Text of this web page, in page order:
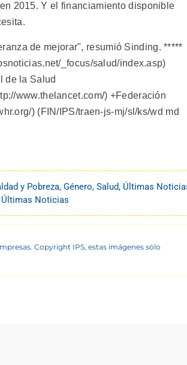
2015. Y el financiamiento disponible
de mejorar", resumió Sinding. *****
_focus/salud/index.asp)
de la Salud
www.thelancet.com/) +Federación
) (FIN/IPS/traen-js-mj/sl/ks/wd md
y Pobreza, Género, Salud, Últimas
Últimas Noticias
Copyright IPS, estas imágenes sólo